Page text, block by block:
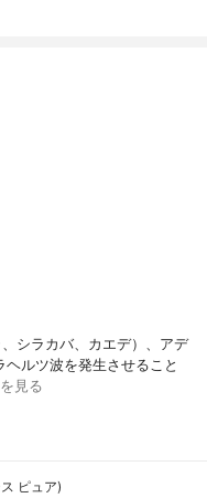
シラカバ、カエデ）、アデ
ルツ波を発生させること
見る
ピュア)